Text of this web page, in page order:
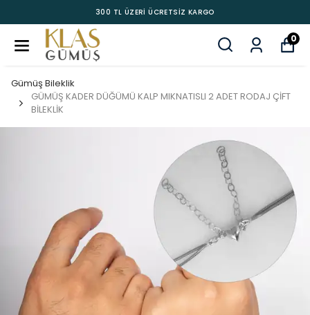
300 TL ÜZERİ ÜCRETSİZ KARGO
0
Gümüş Bileklik
GÜMÜŞ KADER DÜĞÜMÜ KALP MIKNATISLI 2 ADET RODAJ ÇİFT
BİLEKLİK